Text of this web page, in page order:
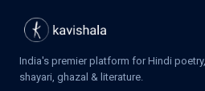
India's premier platform for Hindi poetry,
shayari, ghazal & literature.